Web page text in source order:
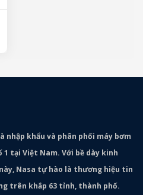
nhập khẩu và phân phối máy bơm
tại Việt Nam. Với bề dày kinh
Nasa tự hào là thương hiệu tin
trên khắp 63 tỉnh, thành phố.